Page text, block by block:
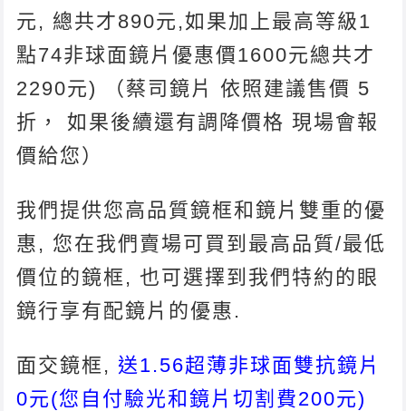
元, 總共才890元,如果加上最高等級1
點74非球面鏡片優惠價1600元總共才
2290元) （蔡司鏡片 依照建議售價 5
折， 如果後續還有調降價格 現場會報
價給您）
我們提供您高品質鏡框和鏡片雙重的優
惠, 您在我們賣場可買到最高品質/最低
價位的鏡框, 也可選擇到我們特約的眼
鏡行享有配鏡片的優惠.
面交鏡框, 送1.56超薄非球面雙抗鏡片
0元(您自付驗光和鏡片切割費200元)